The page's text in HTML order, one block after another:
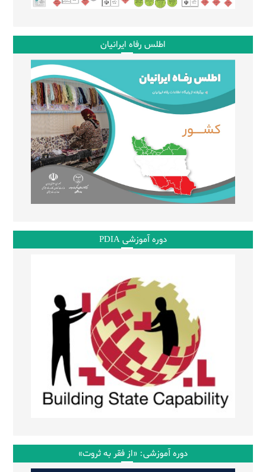
اطلس رفاه ایرانیان
دوره آموزشی PDIA
دوره آموزشی: «از فقر به ثروت»